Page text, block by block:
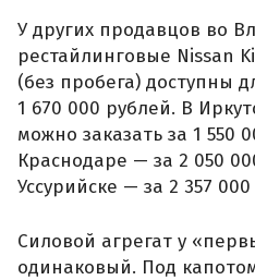
У других продавцов во
рестайлинговые Nissan
(без пробега) доступны
1 670 000 рублей. В
можно заказать за 1 550
Краснодаре — за 2 050
Уссурийске — за 2 357
Силовой агрегат у
одинаковый. Под